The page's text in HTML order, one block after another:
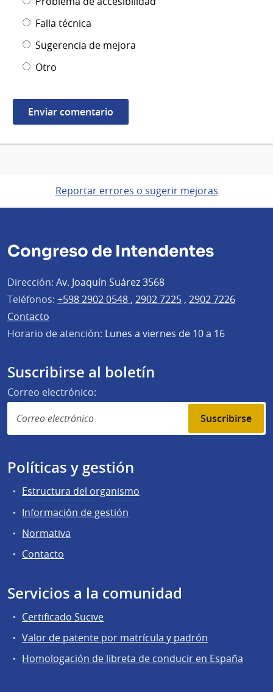
Falla técnica
Sugerencia de mejora
Otro
Reportar errores o sugerir mejoras
Congreso de Intendentes
Dirección: Av. Joaquín Suárez 3568
Teléfonos: +598 2902 0548 , 2902 7225 , 2902 7226
Contacto
Horario de atención: Lunes a viernes de 10 a 16
Suscribirse al boletín
Correo electrónico:
Suscribirse
Políticas y gestión
Estructura del organismo
Información de gestión
Normativa
Contacto
Servicios a la comunidad
Certificado Sucive
Valor de patente por matrícula y padrón
Homologación de libreta de conducir en España